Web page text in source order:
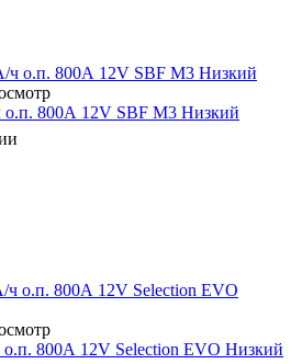
800А 12V SBF M3 Низкий
о.п. 800А 12V Selection EVO Низкий